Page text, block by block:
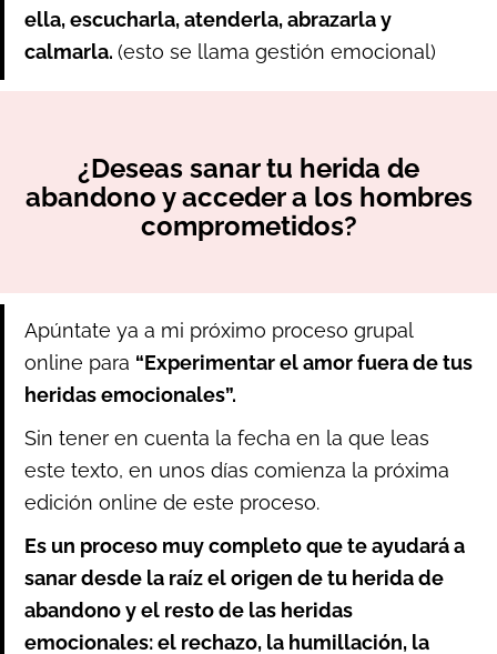
ella, escucharla, atenderla, abrazarla y
calmarla. (esto se llama gestión emocional)
¿Deseas sanar tu herida de
abandono y acceder a los hombres
comprometidos?
Apúntate ya a mi próximo proceso grupal
online para “Experimentar el amor fuera de tus
heridas emocionales”.
Sin tener en cuenta la fecha en la que leas
este texto, en unos días comienza la próxima
edición online de este proceso.
Es un proceso muy completo que te ayudará a
sanar desde la raíz el origen de tu herida de
abandono y el resto de las heridas
emocionales: el rechazo, la humillación, la